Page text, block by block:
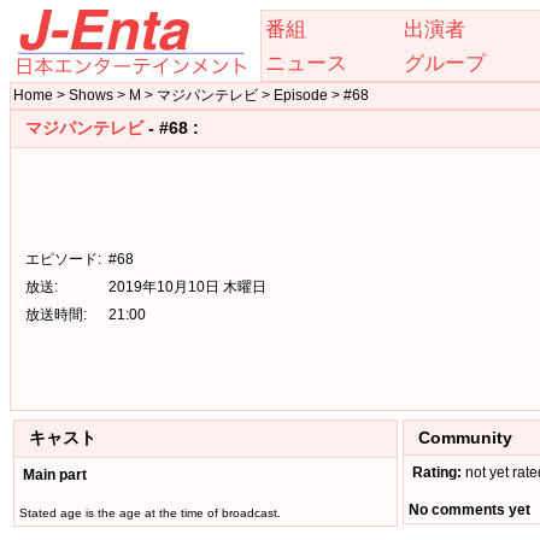
番組
出演者
ニュース
グループ
Home > Shows > M > マジパンテレビ > Episode > #68
マジパンテレビ- #68 :
エピソード: #68
放送:
2019年10月10日 木曜日
放送時間:
21:00
キャスト
Main part
Stated age is the age at the time of broadcast.
Community
Rating: not yet
No comments yet